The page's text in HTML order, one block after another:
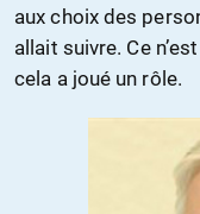
aux choix des
allait suivre. Ce
cela a joué un rôle.